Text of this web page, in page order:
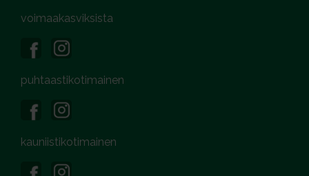
voimaakasviksista
puhtaastikotimainen
kauniistikotimainen